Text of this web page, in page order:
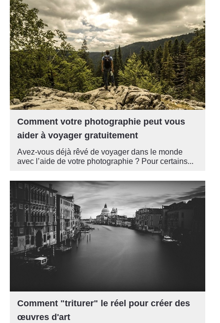
Comment votre photographie peut vous
aider à voyager gratuitement
Avez-vous déjà rêvé de voyager dans le monde
avec l’aide de votre photographie ? Pour certains...
Comment "triturer" le réel pour créer des
œuvres d'art